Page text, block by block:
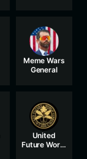
Meme Wars
General
United
Future World